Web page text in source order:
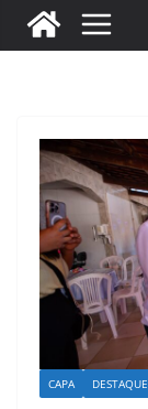
CAPA DESTAQUE